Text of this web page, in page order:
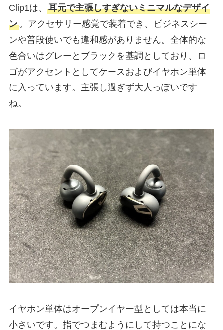
Clip1は、 耳元で主張しすぎないミニマルなデザイ
ン。アクセサリー感覚で装着でき、ビジネスシー
ンや普段使いでも違和感がありません。全体的な
色合いはグレーとブラックを基調としており、ロ
ゴがアクセントとしてケースおよびイヤホン単体
に入っています。主張し過ぎず大人っぽいです
ね。
イヤホン単体はオープンイヤー型としては本当に
小さいです。指でつまむようにして持つことにな